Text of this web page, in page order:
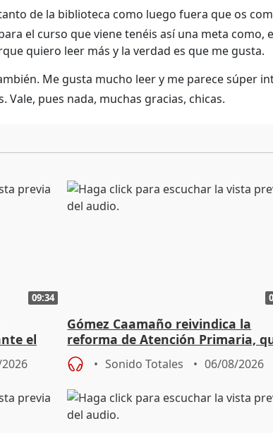
de la biblioteca como luego fuera que os
el curso que viene tenéis así una meta como,
quiero leer más y la verdad es que me gusta.
Me gusta mucho leer y me parece súper
Vale, pues nada, muchas gracias, chicas.
09:34
el
Gómez Caamaño reivindica la
reforma de Atención Primaria,
reforzará la autogestión
Sonido Totales 06/08/2026